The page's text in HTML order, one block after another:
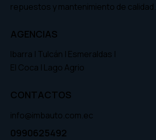
repuestos y mantenimiento de calidad.
AGENCIAS
Ibarra | Tulcán | Esmeraldas |
El Coca | Lago Agrio
CONTACTOS
info@imbauto.com.ec
0990625492